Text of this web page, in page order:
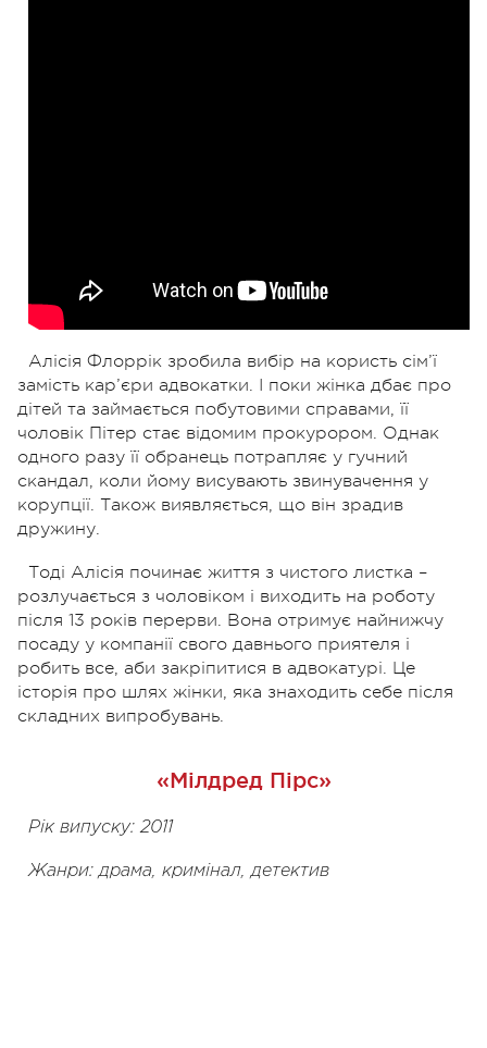
Алісія Флоррік зробила вибір на користь сім’ї
замість кар’єри адвокатки. І поки жінка дбає про
дітей та займається побутовими справами, її
чоловік Пітер стає відомим прокурором. Однак
одного разу її обранець потрапляє у гучний
скандал, коли йому висувають звинувачення у
корупції. Також виявляється, що він зрадив
дружину.
Тоді Алісія починає життя з чистого листка –
розлучається з чоловіком і виходить на роботу
після 13 років перерви. Вона отримує найнижчу
посаду у компанії свого давнього приятеля і
робить все, аби закріпитися в адвокатурі. Це
історія про шлях жінки, яка знаходить себе після
складних випробувань.
«Мілдред Пірс»
Рік випуску: 2011
Жанри: драма, кримінал, детектив